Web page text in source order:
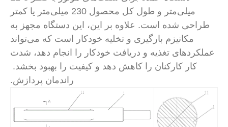
میلی‌متر و طول کل محصول 230 میلی‌متر یا کمتر
شده است. علاوه بر این، این دستگاه مجهز به
مکانیزم بارگیری و تخلیه خودکار است که می‌تواند
تغذیه و دریافت خودکار را انجام دهد، شدت
کار کارکنان را کاهش دهد و کیفیت را بهبود بخشد.
راندمان پردازش.